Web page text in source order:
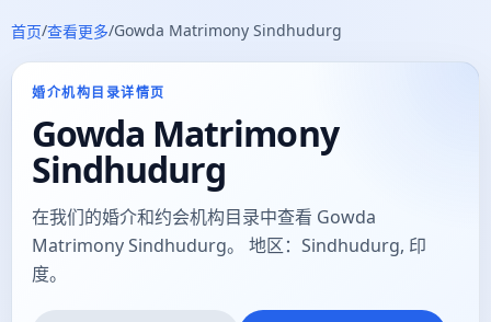
首页/查看更多/Gowda Matrimony Sindhudurg
婚介机构目录详情页
Gowda Matrimony
Sindhudurg
在我们的婚介和约会机构目录中查看 Gowda
Matrimony Sindhudurg。 地区：Sindhudurg, 印
度。